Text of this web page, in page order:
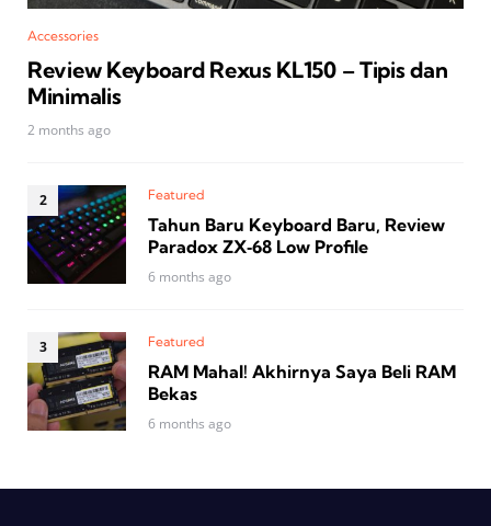
Accessories
Review Keyboard Rexus KL150 – Tipis dan
Minimalis
2 months ago
Featured
Tahun Baru Keyboard Baru, Review
Paradox ZX‑68 Low Profile
6 months ago
Featured
RAM Mahal! Akhirnya Saya Beli RAM
Bekas
6 months ago